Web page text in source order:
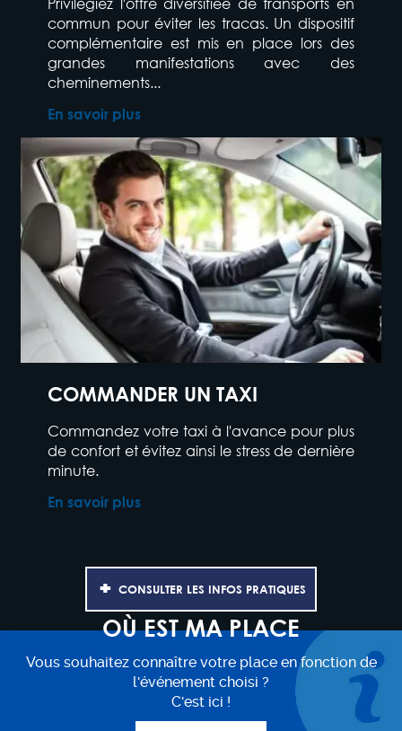
commun pour éviter les tracas. Un dispositif
complémentaire est mis en place lors des
grandes manifestations avec des
cheminements...
En savoir plus
COMMANDER UN TAXI
Commandez votre taxi à l'avance pour plus
de confort et évitez ainsi le stress de dernière
minute.
En savoir plus
CONSULTER LES INFOS PRATIQUES
OÙ EST MA PLACE
Vous souhaitez connaître votre place en fonction de
l'événement choisi ?
C'est ici !